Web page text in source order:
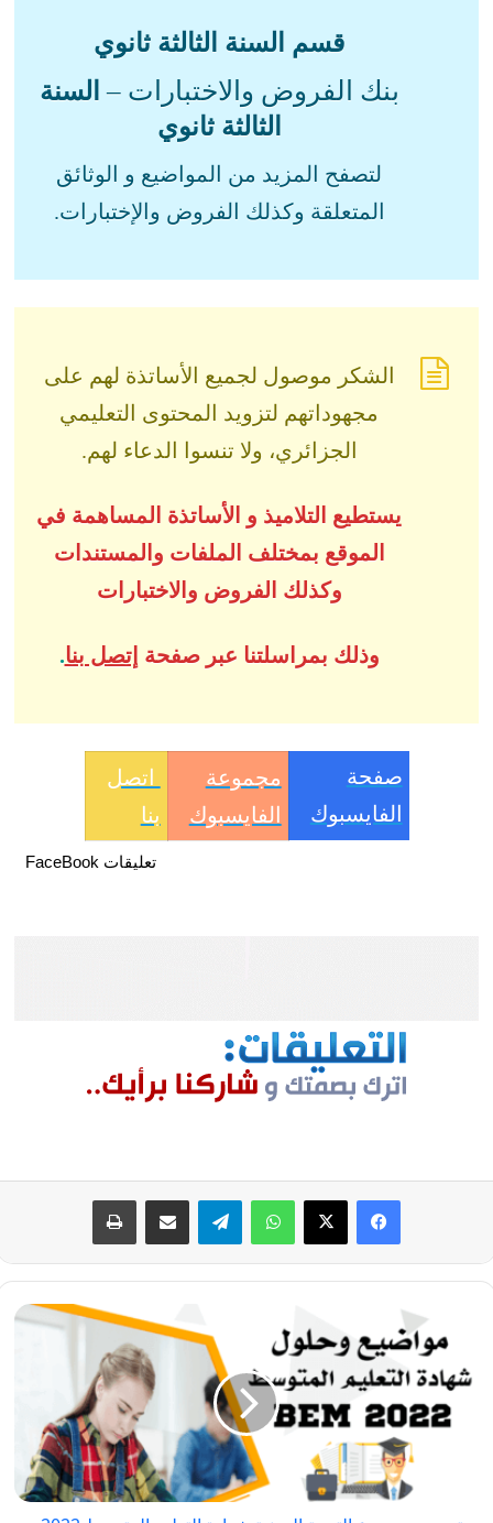
قسم السنة الثالثة ثانوي
بنك الفروض والاختبارات – السنة
الثالثة ثانوي
لتصفح المزيد من المواضيع و الوثائق
المتعلقة وكذلك الفروض والإختبارات.
الشكر موصول لجميع الأساتذة لهم على
مجهوداتهم لتزويد المحتوى التعليمي
الجزائري، ولا تنسوا الدعاء لهم.
يستطيع التلاميذ و الأساتذة المساهمة في
الموقع بمختلف الملفات والمستندات
وكذلك الفروض والاختبارات
وذلك بمراسلتنا عبر صفحة إتصل بنا.
صفحة
الفايسبوك
مجموعة
الفايسبوك
اتصل
بنا
تعليقات FaceBook
فيسبوك
‫X واتسابتيلقراممشاركة عبر البريد طباعة
موضوع
التربية
المدنية
شهادة